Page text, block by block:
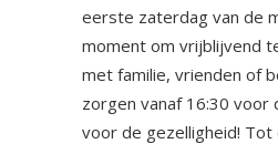
eerste zaterdag van de
moment om vrijblijvend
met familie, vrienden of
zorgen vanaf 16:30 voor
voor de gezelligheid! Tot